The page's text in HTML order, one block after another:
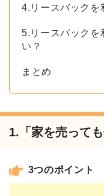
4.リースバックを
5.リースバックを
い？
まとめ
1.「家を売って
3つのポイント